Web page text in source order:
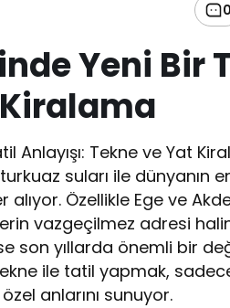
0
Yeni Bir
Anlayışı: Tekne ve Yat
suları ile dünyanın
Özellikle Ege ve
vazgeçilmez adresi
son yıllarda önemli bir
ile tatil yapmak,
anlarını sunuyor.